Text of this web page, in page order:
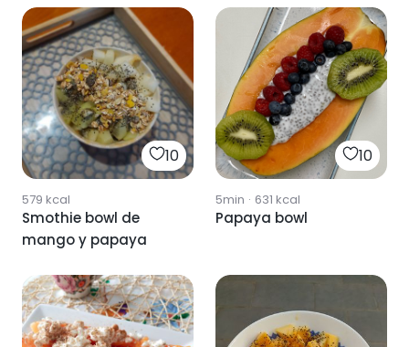
10
579 kcal
Smothie bowl de
mango y papaya
10
5min · 631 kcal
Papaya bowl